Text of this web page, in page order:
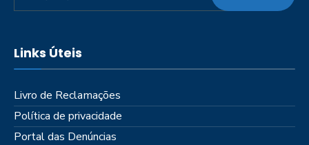
Links Úteis
Livro de Reclamações
Política de privacidade
Portal das Denúncias